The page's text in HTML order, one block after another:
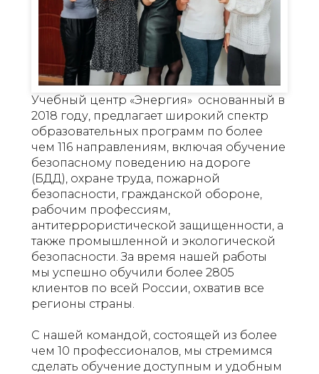
Учебный центр «Энергия» основанный в
2018 году, предлагает широкий спектр
образовательных программ по более
чем 116 направлениям, включая обучение
безопасному поведению на дороге
(БДД), охране труда, пожарной
безопасности, гражданской обороне,
рабочим профессиям,
антитеррористической защищенности, а
также промышленной и экологической
безопасности. За время нашей работы
мы успешно обучили более 2805
клиентов по всей России, охватив все
регионы страны.
С нашей командой, состоящей из более
чем 10 профессионалов, мы стремимся
сделать обучение доступным и удобным